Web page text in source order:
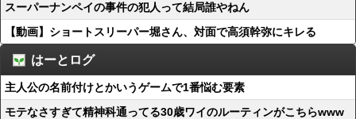
スーパーナンペイの事件の犯人って結局誰やねん
【動画】ショートスリーパー堀さん、対面で高須幹弥にキレる
はーとログ
主人公の名前付けとかいうゲームで1番悩む要素
モテなさすぎて精神科通ってる30歳ワイのルーティンがこちらwww